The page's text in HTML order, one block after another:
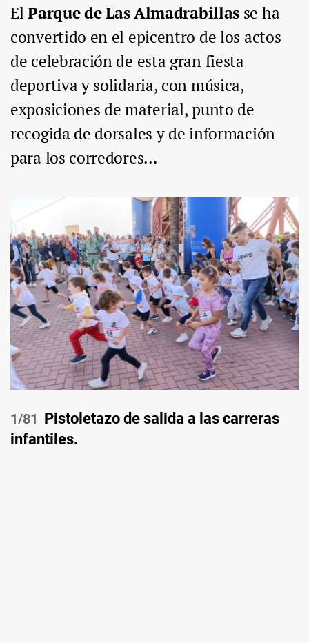
ElParque de Las Almadrabillas se ha
convertido en el epicentro de los actos
de celebración de esta gran fiesta
deportiva y solidaria, con música,
exposiciones de material, punto de
recogida de dorsales y de información
para los corredores...
/81 Pistoletazo de salida a las carreras
infantiles.